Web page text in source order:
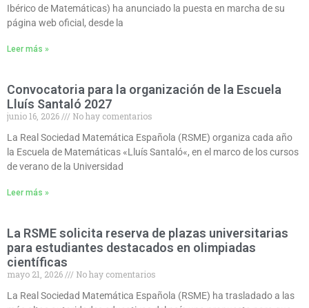
Ibérico de Matemáticas) ha anunciado la puesta en marcha de su
página web oficial, desde la
Leer más »
Convocatoria para la organización de la Escuela
Lluís Santaló 2027
junio 16, 2026
No hay comentarios
La Real Sociedad Matemática Española (RSME) organiza cada año
la Escuela de Matemáticas «Lluís Santaló«, en el marco de los cursos
de verano de la Universidad
Leer más »
La RSME solicita reserva de plazas universitarias
para estudiantes destacados en olimpiadas
científicas
mayo 21, 2026
No hay comentarios
La Real Sociedad Matemática Española (RSME) ha trasladado a las